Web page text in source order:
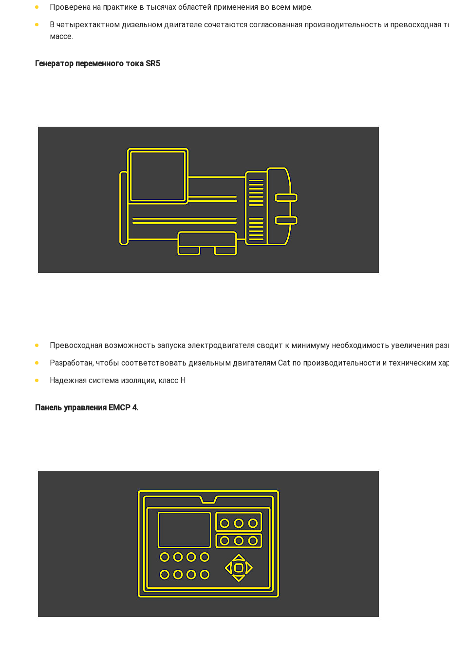
Проверена на практике в тысячах областей применения во всем мире.
В четырехтактном дизельном двигателе сочетаются согласованная производительность и
массе.
Генератор переменного тока SR5
Превосходная возможность запуска электродвигателя сводит к минимуму необходимость увеличения
Разработан, чтобы соответствовать дизельным двигателям Cat по производительности и техническим
Надежная система изоляции, класс H
Панель управления EMCP 4.